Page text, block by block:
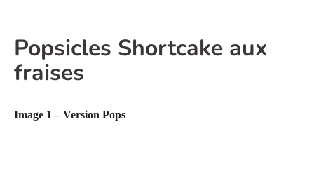
Popsicles Shortcake aux
fraises
Image 1 – Version Pops